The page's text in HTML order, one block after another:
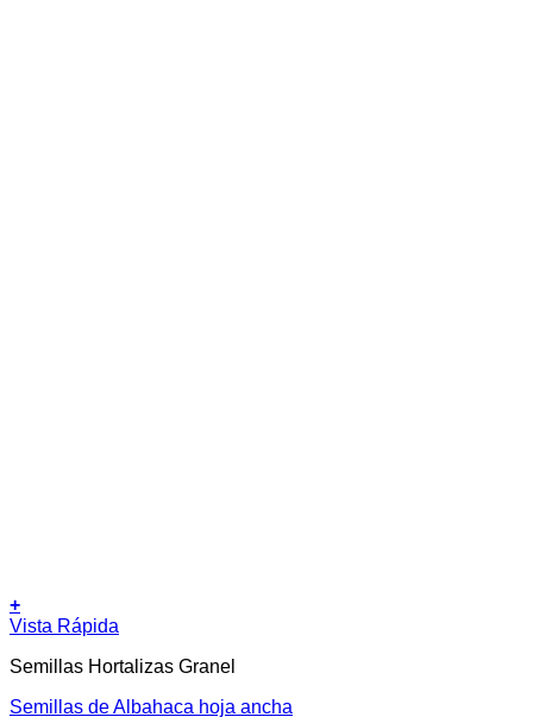
+
Este
tiene
variantes.
Vista Rápida
Semillas Hortalizas Granel
Semillas de Albahaca hoja ancha